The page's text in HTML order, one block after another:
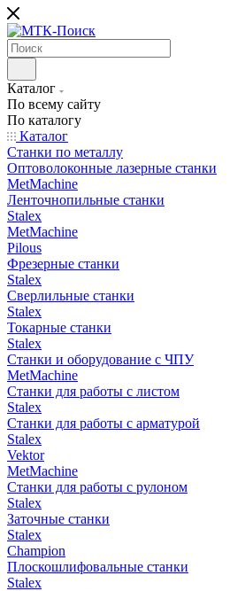
Каталог
По всему сайту
По каталогу
Каталог
Станки по металлу
Оптоволоконные лазерные станки
MetMachine
Ленточнопильные станки
Stalex
MetMachine
Pilous
Фрезерные станки
Stalex
Сверлильные станки
Stalex
Токарные станки
Stalex
Станки и оборудование с ЧПУ
MetMachine
Станки для работы с листом
Stalex
Станки для работы с арматурой
Stalex
Vektor
MetMachine
Станки для работы с рулоном
Stalex
Заточные станки
Stalex
Champion
Плоскошлифовальные станки
Stalex